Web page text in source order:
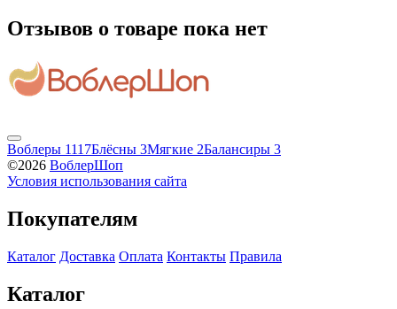
Отзывов о товаре пока нет
Воблеры 1117Блёсны 3Мягкие 2Балансиры 3
©2026 ВоблерШоп
Условия использования сайта
Покупателям
Каталог Доставка Оплата Контакты Правила
Каталог